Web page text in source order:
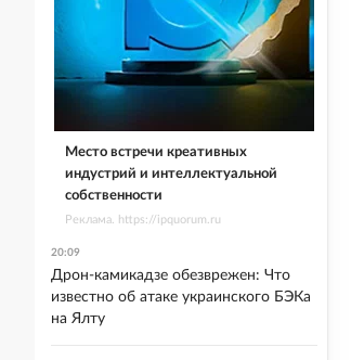
Место встречи креативных
индустрий и интеллектуальной
собственности
Реклама. https://ipquorum.ru
20:09
Дрон-камикадзе обезврежен: Что
известно об атаке украинского БЭКа
на Ялту